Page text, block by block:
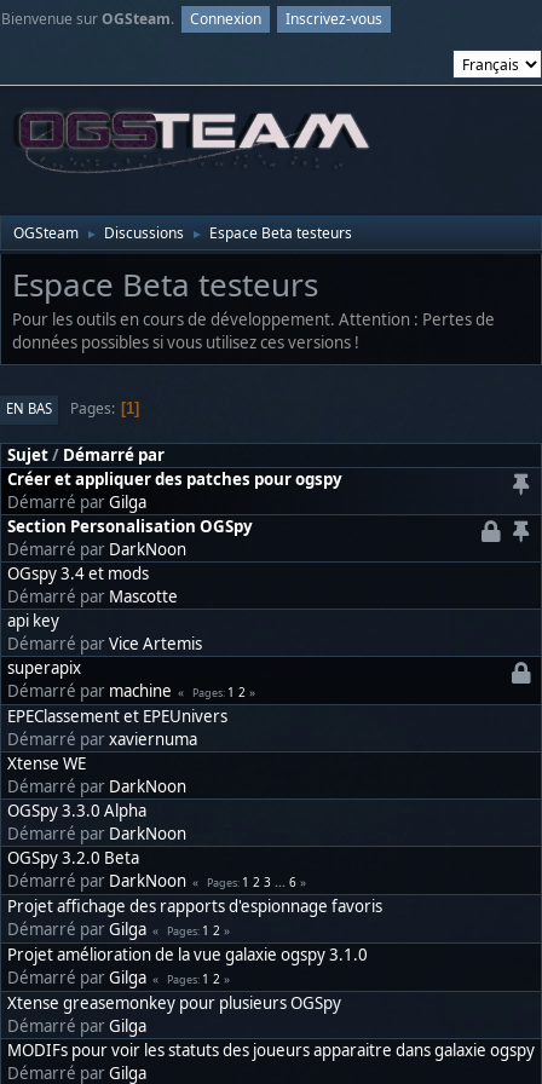
Bienvenue surOGSteam. Connexion Inscrivez-vous
OGSteam ► Discussions ► Espace Beta testeurs
Espace Beta testeurs
Pour les outils en cours de développement. Attention : Pertes de
données possibles si vous utilisez ces versions !
EN BAS Pages 1
Sujet/ Démarré par
Créer et appliquer des patches pour ogspy
Démarré parGilga
Section Personalisation OGSpy
Démarré par DarkNoon
OGspy 3.4 et mods
Démarré par Mascotte
api key
Démarré parVice Artemis
superapix
Démarré par machine Pages 1 2
EPEClassement et EPEUnivers
Démarré parxaviernuma
Xtense WE
Démarré par DarkNoon
OGSpy 3.3.0 Alpha
Démarré par DarkNoon
OGSpy 3.2.0 Beta
Démarré par DarkNoon Pages 1 2 3 ... 6
Projet affichage des rapports d'espionnage favoris
Démarré parGilga Pages 1 2
Projet amélioration de la vue galaxie ogspy 3.1.0
Démarré parGilga Pages 1 2
Xtense greasemonkey pour plusieurs OGSpy
Démarré parGilga
MODIFs pour voir les statuts des joueurs apparaitre dans galaxie ogspy
Démarré parGilga